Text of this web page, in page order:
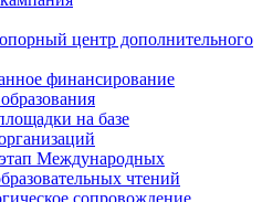
центр дополнительного
финансирование
на базе
Международных
чтений